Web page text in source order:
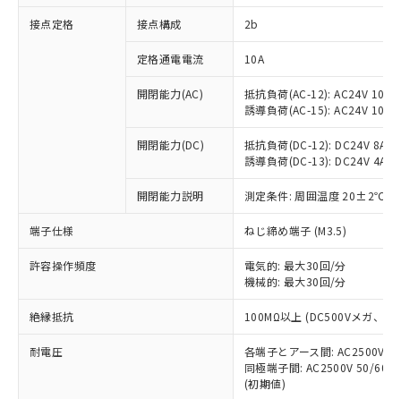
接点定格 接点構成 2b
定格通電電流 10A
開閉能力(AC)
抵抗負荷(AC-12): AC24V 10A/
誘導負荷(AC-15): AC24V
開閉能力(DC)
抵抗負荷(DC-12): DC24V 8A/
誘導負荷(DC-13): DC24V 4A/
開閉能力説明 測定条件: 周囲温度 20±2℃、
端子仕様 ねじ締め端子 (M3.5)
許容操作頻度
電気的: 最大30回/分
機械的: 最大30回/分
絶縁抵抗 100MΩ以上 (DC500Vメガ、点
耐電圧
各端子とアース間: AC2500V
同極端子間: AC2500V 50/
(初期値)
ご利用条件
以下の条件をお読みいただき、同意のうえ
ご利用ください。
本サービスは、当社制御機器事業取扱
商品の当社在庫状況および標準価格
(税抜)を提供させていただくもので
当社制御機器事業取扱商品の中には、
本サービスの対象外となる商品もある
ことをご了承ください。
在庫状況および標準価格照会結果は、
記載している更新日時点での社内デー
タに基づき作成されるものであり、閲
覧された時点での実際の在庫および標
準価格とは異なる場合があることをご
非含有に対応した製品が提供可能な商品で
す。
対応予定：EU RoHS指令（10物質）の非含
有に対応した製品に切り替える予定のある
対応予定なし：EU RoHS指令（10物質）の
非含有に非対応の商品で、対応品を出す予
定はありません。
調査・確認中：EU RoHS指令（10物質）の
非含有の対応状況を調査中または確認中の
非該当品：ライセンス料など無形物で、有
害物質有無と関係のない商品です。
仕入先様の事情により、非含有部品として
いたものが、含有品と判明した場合などや
むを得ず変更することがあります。
六価クロム(Cr(Ⅵ)) 1000ppm以下、ポリ臭化ビフェニル
類(PBB) 1000ppm以下、ポリ臭化ジフェニルエーテル類
「○」：最大均質材料含有率が中国RoHSの
基準値以下であることを示します。
「×」：最大均質材料含有率が中国RoHSの
基準値を超えていることを示します。
「－」：未確認です。当社販売部門へお問
*中国RoHS10物質の基準値 (GB/T26572)：
Pb(鉛) :1000ppm、 Hg(水銀) : 1000ppm、 Cd(カドミウ
Cr(Ⅵ)(六価クロム) : 1000ppm、 PBBs(ポリ臭化ビフェ
当社は、これら貴社製品のうち、外国
為替および外国貿易法に定める商品
（以下｢規制貨物等」という）を輸出
または国外への提供する場合は、日本
国政府の輸出許可(または役務取引許
可)を取得するなどの必要な手続きを